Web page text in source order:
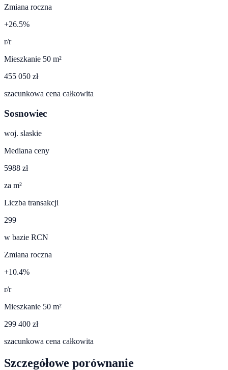
Zmiana roczna
+26.5%
r/r
Mieszkanie 50 m²
455 050 zł
szacunkowa cena całkowita
Sosnowiec
woj. slaskie
Mediana ceny
5988 zł
za m²
Liczba transakcji
299
w bazie RCN
Zmiana roczna
+10.4%
r/r
Mieszkanie 50 m²
299 400 zł
szacunkowa cena całkowita
Szczegółowe porównanie